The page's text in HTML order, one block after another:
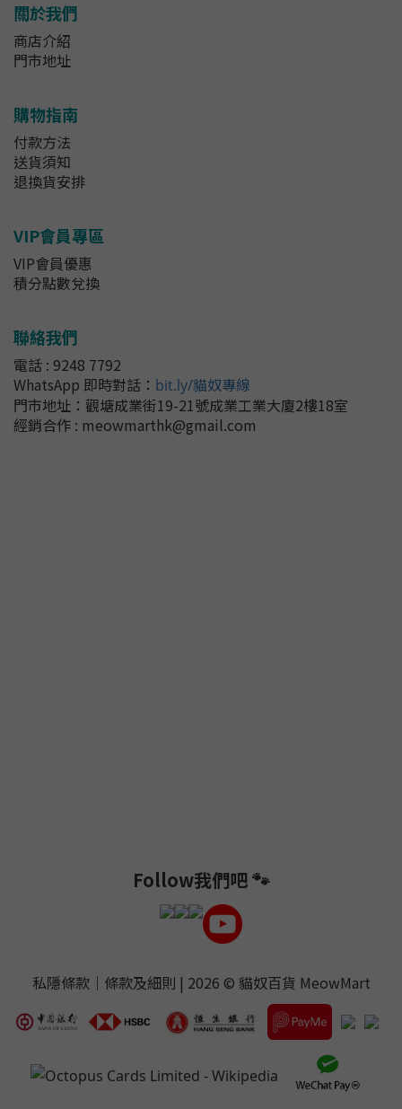
關於我們
商店介紹
門市地址
購物指南
付款方法
送貨須知
退換貨安排
VIP會員專區
VIP會員優惠
積分點數兌換
聯絡我們
電話 : 9248 7792
WhatsApp 即時對話 ： bit.ly/貓奴專線
門市地址： 觀塘成業街19-21號成業工業大廈2樓18室
經銷合作 : meowmarthk@gmail.com
Follow我們吧 🐾
私隱條款｜ 條款及細則 | 2026 © 貓奴百貨 MeowMart